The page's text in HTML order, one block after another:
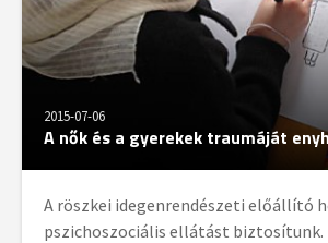
2015-07-06
A nők és a gyerekek traumáját
A röszkei idegenrendészeti előállító
pszichoszociális ellátást biztosítunk.